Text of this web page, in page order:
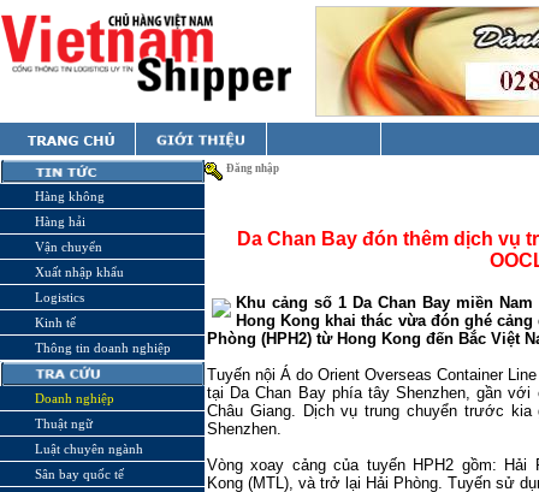
Hàng không
Hàng hải
Vận chuyển
Xuất nhập khẩu
Logistics
Kinh tế
Thông tin doanh nghiệp
Doanh nghiệp
Thuật ngữ
Luật chuyên ngành
Sân bay quốc tế
Đăng nhập
Da Chan Bay đón thêm dịch vụ
Khu cảng số 1 Da Chan Bay miền
Hong Kong khai thác vừa đón ghé
Phòng (HPH2) từ Hong Kong đến Bắc Việt
Tuyến nội Á do Orient Overseas Container
tại Da Chan Bay phía tây Shenzhen, gần
Châu Giang. Dịch vụ trung chuyển trước kia
Shenzhen.
Vòng xoay cảng của tuyến HPH2 gồm: Hải
Kong (MTL), và trở lại Hải Phòng. Tuyến sử